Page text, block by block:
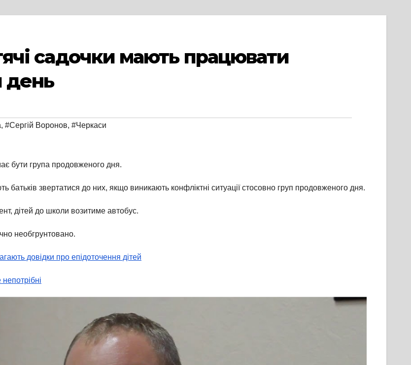
садочки мають працювати
день
, #Сергій Воронов, #Черкаси
бути група продовженого дня.
батьків звертатися до них, якщо виникають конфліктні ситуації стосовно груп продовженого дня.
дітей до школи возитиме автобус.
необгрунтовано.
довідки про епідоточення дітей